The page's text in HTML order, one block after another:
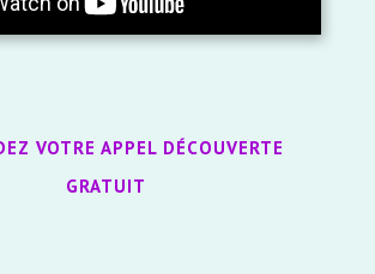
VOTRE APPEL DÉCOUVERTE
GRATUIT